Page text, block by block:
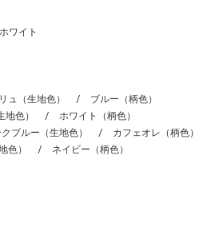
ワイト
ュ（生地色） / ブルー（柄色）
地色） / ホワイト（柄色）
ブルー（生地色） / カフェオレ（柄色）
色） / ネイビー（柄色）